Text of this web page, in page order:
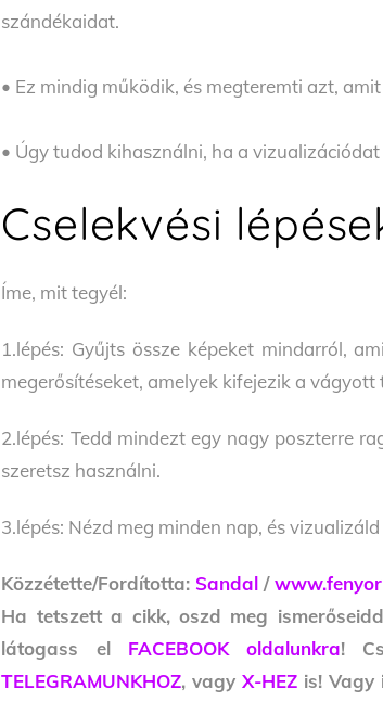
szándékaidat.
• Ez mindig működik, és megteremti azt,
• Úgy tudod kihasználni, ha a
Cselekvési
Íme, mit tegyél:
1.lépés: Gyűjts össze képeket mindarról,
megerősítéseket, amelyek kifejezik a vágyott
2.lépés: Tedd mindezt egy nagy poszterre
szeretsz használni.
3.lépés: Nézd meg minden nap, és
Közzétette/Fordította:Sandal /
Ha tetszett a cikk, oszd meg
látogass el FACEBOOK oldalunkra!
TELEGRAMUNKHOZ, vagyX-HEZ is! Vagy